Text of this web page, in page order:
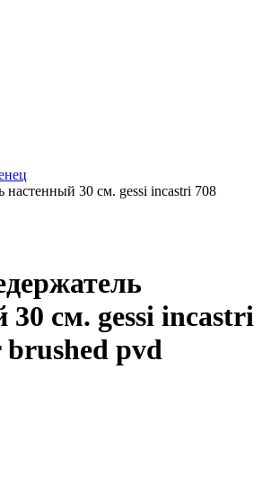
настенный 30 см. gessi incastri 708
30 см. gessi incastri
brushed pvd